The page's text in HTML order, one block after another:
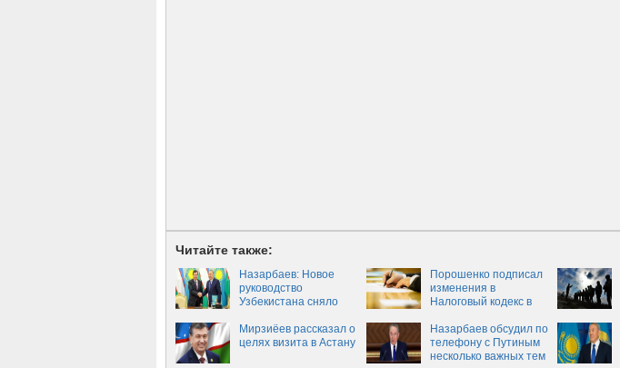
Читайте также:
Назарбаев: Новое
руководство
Узбекистана сняло
Порошенко подписал
изменения в
Налоговый кодекс в
налогообложения
наследства
Мирзиёев рассказал о
целях визита в Астану
Назарбаев обсудил по
телефону с Путиным
несколько важных тем